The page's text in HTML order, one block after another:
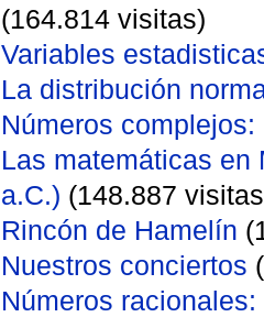
(164.814 visitas)
Variables
La distribución
Números
Las matemáticas en
a.C.) (148.887
Rincón de Hamelín
Nuestros conciertos
Números